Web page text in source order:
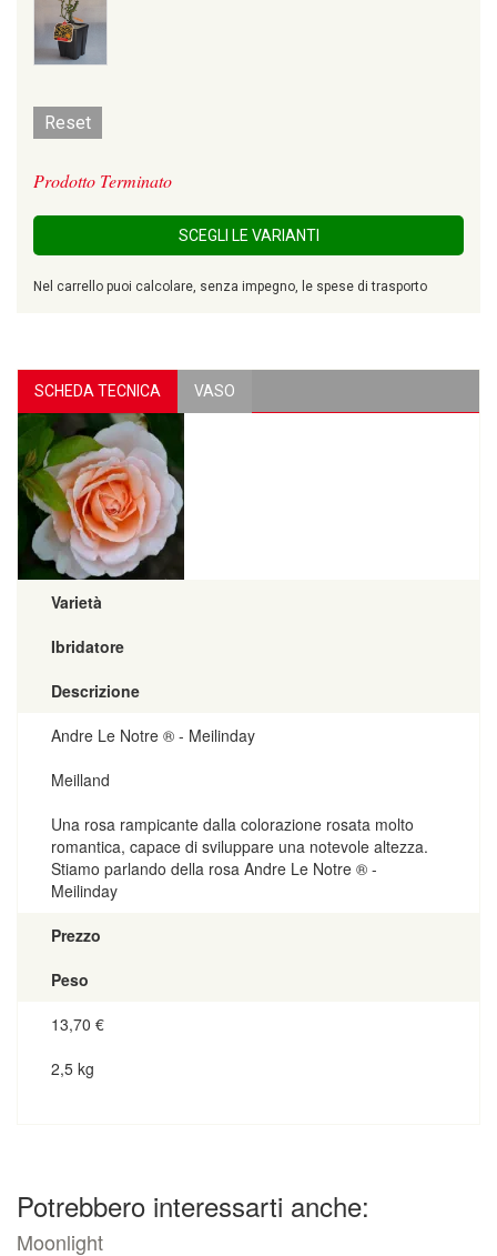
Reset
Prodotto Terminato
SCEGLI LE VARIANTI
Nel carrello puoi calcolare, senza impegno, le spese di trasporto
SCHEDA TECNICA VASO
Varietà
Ibridatore
Descrizione
Andre Le Notre ® - Meilinday
Meilland
Una rosa rampicante dalla colorazione rosata molto
romantica, capace di sviluppare una notevole altezza.
Stiamo parlando della rosa Andre Le Notre ® -
Meilinday
Prezzo
Peso
13,70 €
2,5 kg
Potrebbero interessarti anche:
Moonlight